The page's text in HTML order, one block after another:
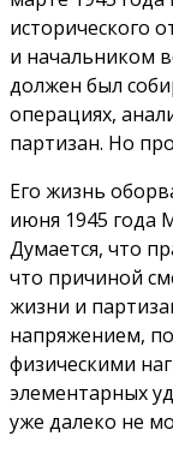
исторического
и начальником
должен был
операциях,
партизан. Но
Его жизнь
июня 1945 года
Думается, что
что причиной
жизни и
напряжением,
физическими
элементарных
уже далеко не